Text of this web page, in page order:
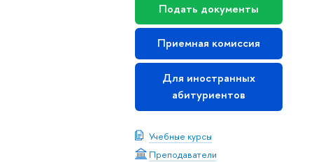
Подать документы
Приемная комиссия
Для иностранных
абитуриентов
Учебные курсы
Преподаватели